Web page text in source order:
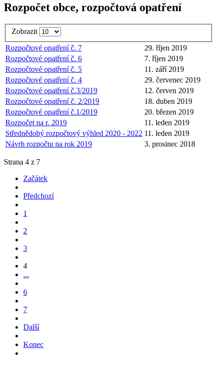
Rozpočet obce, rozpočtová opatření
Zobrazit
Rozpočtové opatření č. 7
29. říjen 2019
Rozpočtové opatření č. 6
7. říjen 2019
Rozpočtové opatření č. 5
11. září 2019
Rozpočtové opatření č. 4
29. červenec 2019
Rozpočtové opatření č.3/2019
12. červen 2019
Rozpočtové opatření č. 2/2019
18. duben 2019
Rozpočtové opatření č.1/2019
20. březen 2019
Rozpočet na r. 2019
11. leden 2019
Střednědobý rozpočtový výhled 2020 - 2022 11. leden 2019
Návrh rozpočtu na rok 2019
3. prosinec 2018
Strana 4 z 7
Začátek
Předchozí
1
2
3
4
...
6
7
Další
Konec